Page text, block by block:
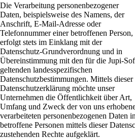
Die Verarbeitung personenbezogener
Daten, beispielsweise des Namens, der
Anschrift, E-Mail-Adresse oder
Telefonnummer einer betroffenen Person,
erfolgt stets im Einklang mit der
Datenschutz-Grundverordnung und in
Übereinstimmung mit den für die Jupi-
geltenden landesspezifischen
Datenschutzbestimmungen. Mittels dieser
Datenschutzerklärung möchte unser
Unternehmen die Öffentlichkeit über Art,
Umfang und Zweck der von uns
verarbeiteten personenbezogenen Daten
betroffene Personen mittels dieser
zustehenden Rechte aufgeklärt.